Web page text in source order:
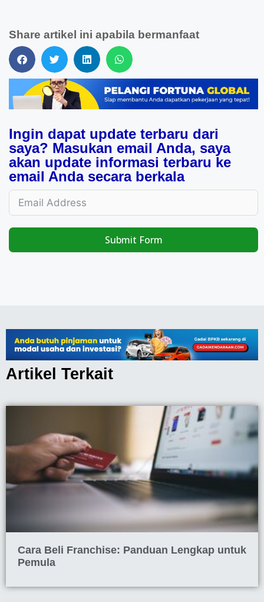
Share artikel ini apabila bermanfaat
Ingin dapat update terbaru dari
saya? Masukan email Anda, saya
akan update informasi terbaru ke
email Anda secara berkala
Submit Form
Artikel Terkait
Cara Beli Franchise: Panduan Lengkap untuk
Pemula